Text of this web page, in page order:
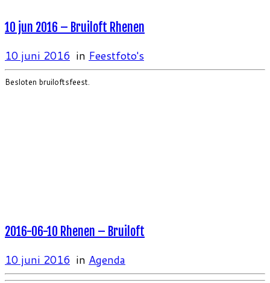
10 jun 2016 – Bruiloft Rhenen
10 juni 2016 in Feestfoto's
Besloten bruiloftsfeest.
2016-06-10 Rhenen – Bruiloft
10 juni 2016 in Agenda